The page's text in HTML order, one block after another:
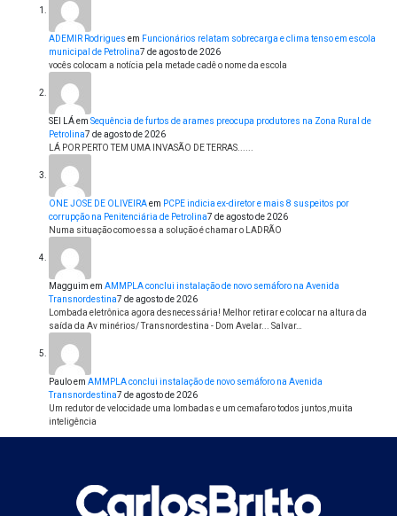
ADEMIR Rodrigues em Funcionários relatam sobrecarga e clima tenso em escola
municipal de Petrolina7 de agosto de 2026
vocês colocam a notícia pela metade cadê o nome da escola
SEI LÁem Sequência de furtos de arames preocupa produtores na Zona Rural de
Petrolina7 de agosto de 2026
LÁ POR PERTO TEM UMA INVASÃO DE TERRAS......
ONE JOSE DE OLIVEIRAem PCPE indicia ex-diretor e mais 8 suspeitos por
corrupção na Penitenciária de Petrolina7 de agosto de 2026
Numa situação como essa a solução é chamar o LADRÃO
Magguim em AMMPLA conclui instalação de novo semáforo na Avenida
Transnordestina7 de agosto de 2026
Lombada eletrônica agora desnecessária! Melhor retirar e colocar na altura da
saída da Av minérios/ Transnordestina - Dom Avelar... Salvar…
Pauloem AMMPLA conclui instalação de novo semáforo na Avenida
Transnordestina7 de agosto de 2026
Um redutor de velocidade uma lombadas e um cemafaro todos juntos,muita
inteligência